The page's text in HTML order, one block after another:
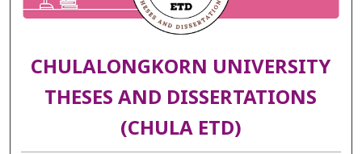
CHULALONGKORN UNIVERSITY
THESES AND DISSERTATIONS
(CHULA ETD)